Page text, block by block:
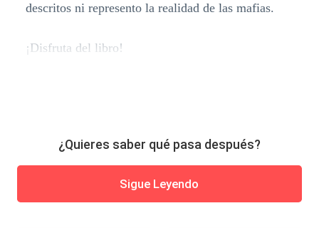
descritos ni represento la realidad de las mafias.
¡Disfruta del libro!
¿Quieres saber qué pasa después?
Sigue Leyendo